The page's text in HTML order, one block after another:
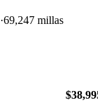
69,247 millas